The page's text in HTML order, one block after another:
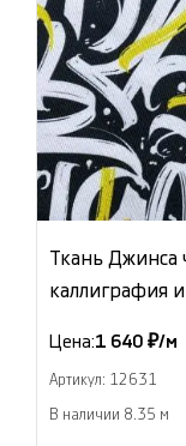
Ткань Джинса
каллиграфия
Цена:1 640 ₽/м
Артикул: 12631
В наличии 8.35 м